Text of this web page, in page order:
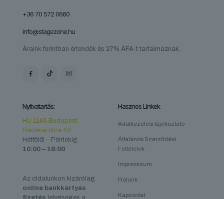
+36 70 572 0660
info@stagezone.hu
Áraink forintban értendők és 27% ÁFA-t tartalmaznak.
Nyitvatartás:
HU 1145 Budapest
Bácskai utca 42.
Hétfőtől – Péntekig
10:00 – 18:00
Az oldalunkon kizárólag
online bankkártyás
fizetés lehetséges a
Hasznos Linkek
Adatkezelési tájékoztató
Általános Szerződési
Feltételek
Impresszum
Rólunk
Kapcsolat